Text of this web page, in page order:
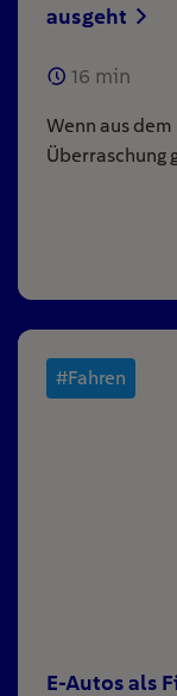
ausgeht
16 min
Wenn aus
Überraschung
#Fahren
E-Autos als